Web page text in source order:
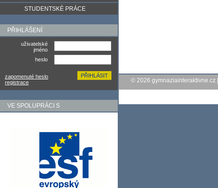
STUDENTSKÉ PRÁCE
PŘIHLÁŠENÍ
uživatelské
jméno
heslo
zapomenuté heslo
registrace
VE SPOLUPRÁCI S
© 2026 gymnaziainteraktivne.cz